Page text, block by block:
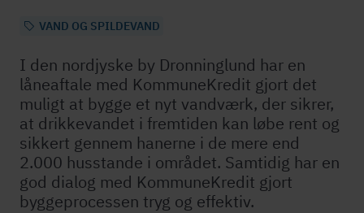
VAND OG SPILDEVAND
I den nordjyske by Dronninglund har en
låneaftale med KommuneKredit gjort det
muligt at bygge et nyt vandværk, der sikrer,
at drikkevandet i fremtiden kan løbe rent og
sikkert gennem hanerne i de mere end
2.000 husstande i området. Samtidig har en
god dialog med KommuneKredit gjort
byggeprocessen tryg og effektiv.